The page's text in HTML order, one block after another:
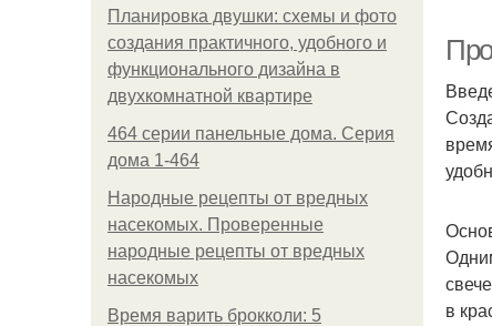
Планировка двушки: схемы и фото
создания практичного, удобного и
функционального дизайна в
двухкомнатной квартире
464 серии панельные дома. Серия
дома 1-464
Народные рецепты от вредных
насекомых. Проверенные
народные рецепты от вредных
насекомых
Время варить брокколи: 5
в